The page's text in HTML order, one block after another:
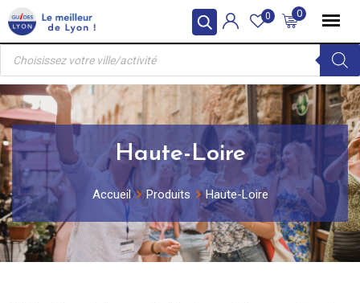
Skip
to
content
0
0
Recherche
produits
Haute-Loire
Accueil Produits Haute-Loire